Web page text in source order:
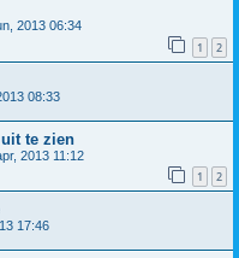
2013 06:34
1 2
08:33
te zien
2013 11:12
1 2
17:46